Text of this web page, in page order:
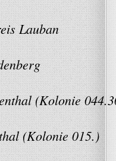
Lauban
(Kolonie
(Kolonie 015.)